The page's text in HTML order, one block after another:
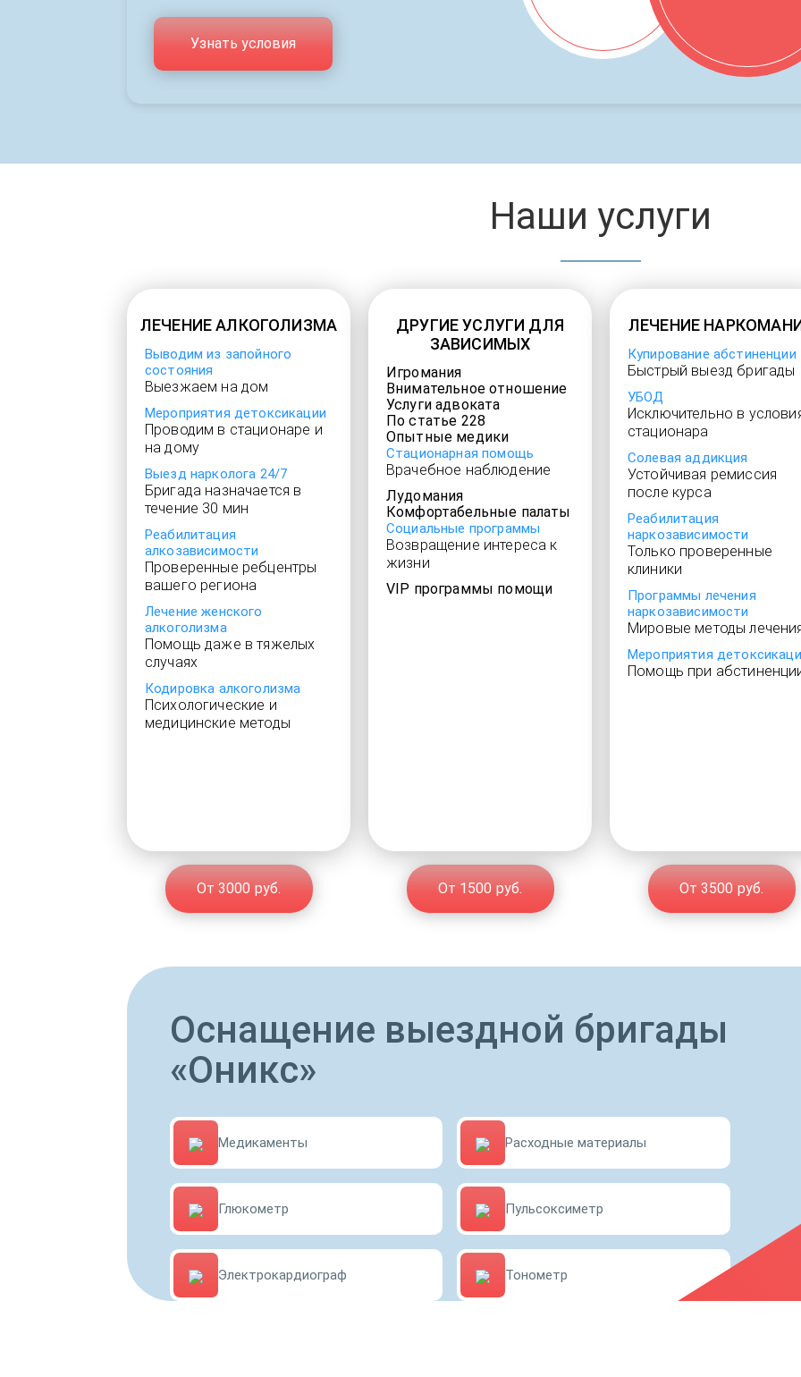
Узнать условия
Наши услуги
ЛЕЧЕНИЕ АЛКОГОЛИЗМА
Выводим из запойного
состояния
Выезжаем на дом
Мероприятия детоксикации
Проводим в стационаре и
на дому
Выезд нарколога 24/7
Бригада назначается в
течение 30 мин
Реабилитация
алкозависимости
Проверенные ребцентры
вашего региона
Лечение женского
алкоголизма
Помощь даже в тяжелых
случаях
Кодировка алкоголизма
Психологические и
медицинские методы
От 3000 руб.
ДРУГИЕ УСЛУГИ ДЛЯ
ЗАВИСИМЫХ
Игромания
Внимательное отношение
Услуги адвоката
По статье 228
Опытные медики
Стационарная помощь
Врачебное наблюдение
Лудомания
Комфортабельные палаты
Социальные программы
Возвращение интереса к
жизни
VIP программы помощи
От 1500 руб.
ЛЕЧЕНИЕ
Купирование абстиненции
Быстрый выезд бригады
УБОД
Исключительно в
стационара
Солевая аддикция
Устойчивая ремиссия
после курса
Реабилитация
наркозависимости
Только проверенные
клиники
Программы лечения
наркозависимости
Мировые методы
Мероприятия
Помощь при
От 3500 руб.
Оснащение выездной бригады
«Оникс»
Медикаменты Расходные материалы
Глюкометр Пульсоксиметр
Электрокардиограф Тонометр